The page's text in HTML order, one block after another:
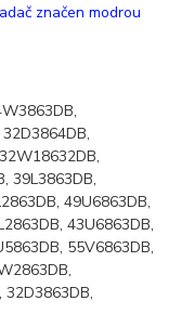
značen modrou
39L3863DB,
49U6863DB,
43U6863DB,
55V6863DB,